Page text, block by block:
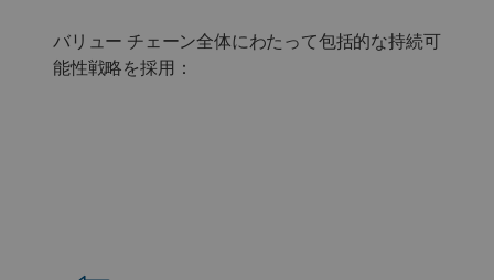
バリュー チェーン全体にわたって包括的な持続可
能性戦略を採用：